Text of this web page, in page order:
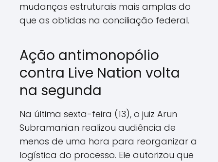
mudanças estruturais mais amplas do
que as obtidas na conciliação federal.
Ação antimonopólio
contra Live Nation volta
na segunda
Na última sexta-feira (13), o juiz Arun
Subramanian realizou audiência de
menos de uma hora para reorganizar a
logística do processo. Ele autorizou que